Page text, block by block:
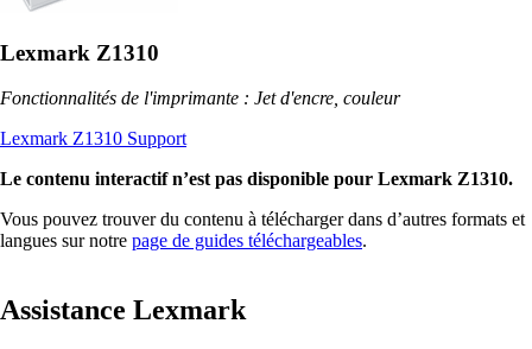
Lexmark Z1310
Fonctionnalités de l'imprimante : Jet d'encre, couleur
Lexmark Z1310 Support
Le contenu interactif n’est pas disponible pour Lexmark Z1310.
Vous pouvez trouver du contenu à télécharger dans d’autres formats et
langues sur notre page de guides téléchargeables.
Assistance Lexmark